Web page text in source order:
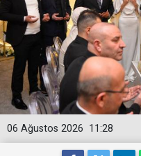
11:28
06 Ağustos 2026